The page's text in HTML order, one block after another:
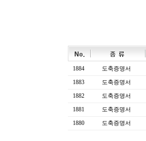
1884 도축증명서
1883
도축증명서
1882
도축증명서
1881
도축증명서
1880
도축증명서